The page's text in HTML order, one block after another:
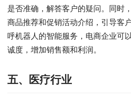
是否准确，解答客户的疑问。同时
商品推荐和促销活动介绍，引导客
呼机器人的智能服务，电商企业可
诚度，增加销售额和利润。
五、医疗行业